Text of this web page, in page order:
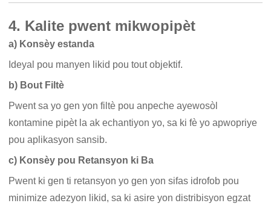
4. Kalite pwent mikwopipèt
a) Konsèy estanda
Ideyal pou manyen likid pou tout objektif.
b) Bout Filtè
Pwent sa yo gen yon filtè pou anpeche ayewosòl
kontamine pipèt la ak echantiyon yo, sa ki fè yo apwopriye
pou aplikasyon sansib.
c) Konsèy pou Retansyon ki Ba
Pwent ki gen ti retansyon yo gen yon sifas idrofob pou
minimize adezyon likid, sa ki asire yon distribisyon egzat